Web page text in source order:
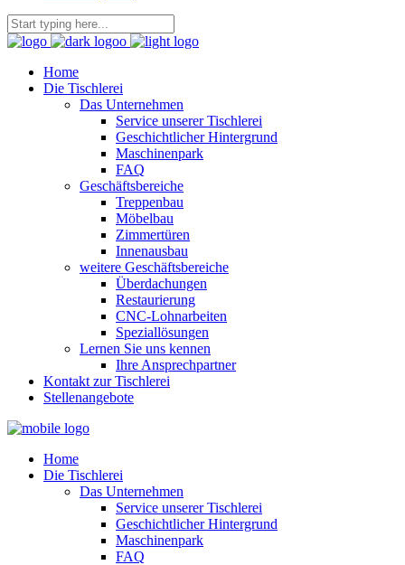
Home
Die Tischlerei
Das Unternehmen
Service unserer Tischlerei
Geschichtlicher Hintergrund
Maschinenpark
FAQ
Geschäftsbereiche
Treppenbau
Möbelbau
Zimmertüren
Innenausbau
weitere Geschäftsbereiche
Überdachungen
Restaurierung
CNC-Lohnarbeiten
Speziallösungen
Lernen Sie uns kennen
Ihre Ansprechpartner
Kontakt zur Tischlerei
Stellenangebote
Home
Die Tischlerei
Das Unternehmen
Service unserer Tischlerei
Geschichtlicher Hintergrund
Maschinenpark
FAQ